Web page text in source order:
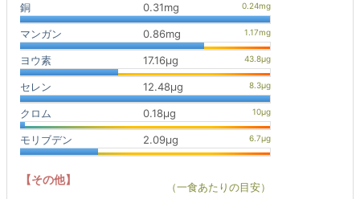
銅 0.31mg
マンガン 0.86mg
ヨウ素 17.16μg
セレン 12.48μg
クロム 0.18μg
モリブデン 2.09μg
【その他】
（一食あたりの目安）